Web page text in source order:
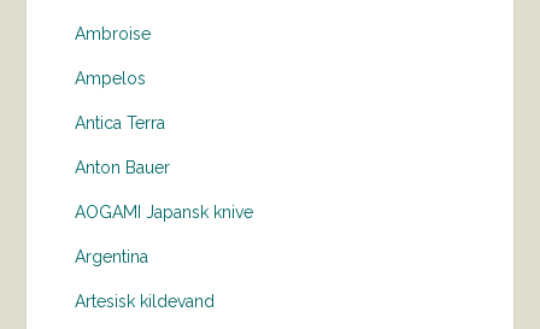
Ambroise
Ampelos
Antica Terra
Anton Bauer
AOGAMI Japansk knive
Argentina
Artesisk kildevand